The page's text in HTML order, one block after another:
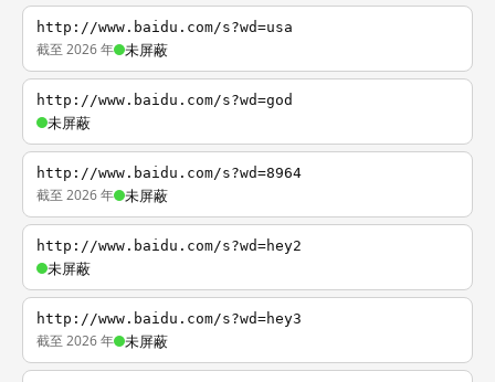
http://www.baidu.com/s?wd=usa
截至 2026 年 未屏蔽
http://www.baidu.com/s?wd=god
未屏蔽
http://www.baidu.com/s?wd=8964
截至 2026 年 未屏蔽
http://www.baidu.com/s?wd=hey2
未屏蔽
http://www.baidu.com/s?wd=hey3
截至 2026 年 未屏蔽